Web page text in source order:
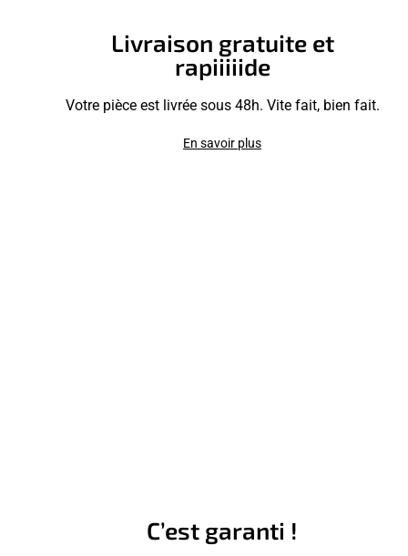
Livraison gratuite et
rapiiiiide
Votre pièce est livrée sous 48h. Vite fait, bien fait.
En savoir plus
C’est garanti !